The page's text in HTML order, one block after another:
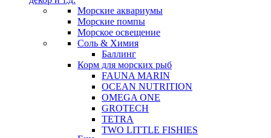
Морские аквариумы
Морские помпы
Морское освещение
Соль & Химия
Баллинг
Корм для морских рыб
FAUNA MARIN
OCEAN NUTRITION
OMEGA ONE
GROTECH
TETRA
TWO LITTLE FISHIES